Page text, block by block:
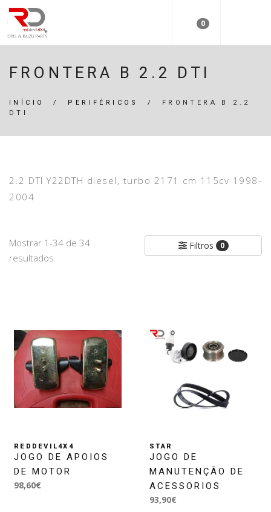
0
FRONTERA B 2.2 DTI
INÍCIO / PERIFÉRICOS / FRONTERA B 2.2
DTI
2.2 DTI Y22DTH diesel, turbo 2171 cm 115cv 1998-
2004
Mostrar 1-34 de 34
resultados
Filtros 0
REDDEVIL4X4
JOGO DE APOIOS
DE MOTOR
98,60€
STAR
JOGO DE
MANUTENÇÃO DE
ACESSORIOS
93,90€